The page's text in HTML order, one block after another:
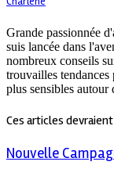
Grande passionnée
suis lancée dans
nombreux conseils
trouvailles tendances
plus sensibles autour
Ces articles
Nouvelle